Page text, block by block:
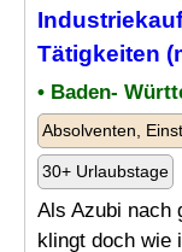
Tätigkeiten
• Baden-
Absolventen,
30+ Urlaubstage
Als Azubi nach
klingt doch wie